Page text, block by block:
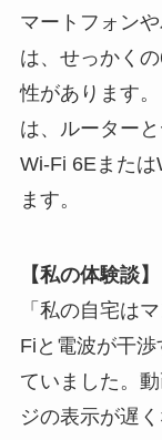
マートフォン
は、せっかく
性があります
は、ルーター
Wi-Fi 6Eまたは
ます。
【私の体験談】
「私の自宅は
Fiと電波が干
ていました。
ジの表示が遅